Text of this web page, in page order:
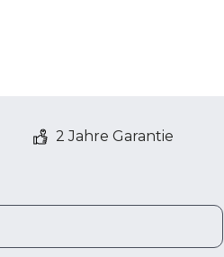
2 Jahre Garantie